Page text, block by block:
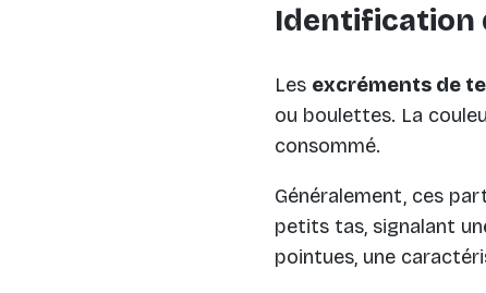
Identification
Les excréments de
ou boulettes. La
consommé.
Généralement, ces
petits tas, signalant
pointues, une